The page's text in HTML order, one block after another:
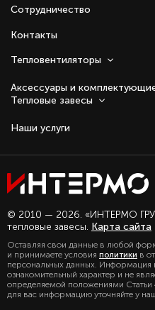
Сотрудничество
Контакты
Тепловентиляторы
Аксессуары и
Тепловые завесы
Наши услуги
© 2010 — 2026. «ИНТЕРМО
тепловые завесы. Карта сайта
Оставляя свои данные в любой
и принимаете условия политики в
персональных данных. Информация
ознакомительный характер и не
определяемой положениями
для вас информацию уточняйте у